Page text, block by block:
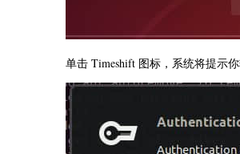
单击 Timeshift 图标，系统将提示